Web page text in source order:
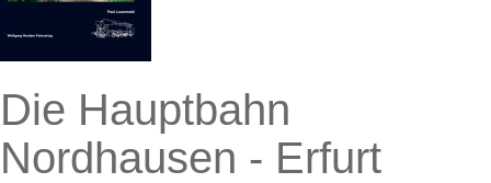
Die Hauptbahn
Nordhausen - Erfurt